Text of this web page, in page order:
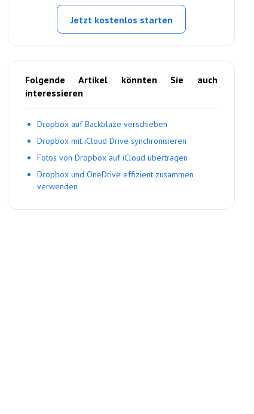
Jetzt kostenlos starten
Folgende Artikel könnten Sie auch
interessieren
Dropbox auf Backblaze verschieben
Dropbox mit iCloud Drive synchronisieren
Fotos von Dropbox auf iCloud übertragen
Dropbox und OneDrive effizient zusammen
verwenden